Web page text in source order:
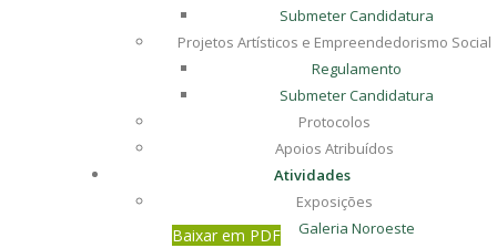
Submeter Candidatura
Projetos Artísticos e Empreendedorismo Social
Regulamento
Submeter Candidatura
Protocolos
Apoios Atribuídos
Atividades
Exposições
Galeria Noroeste
Baixar em PDF